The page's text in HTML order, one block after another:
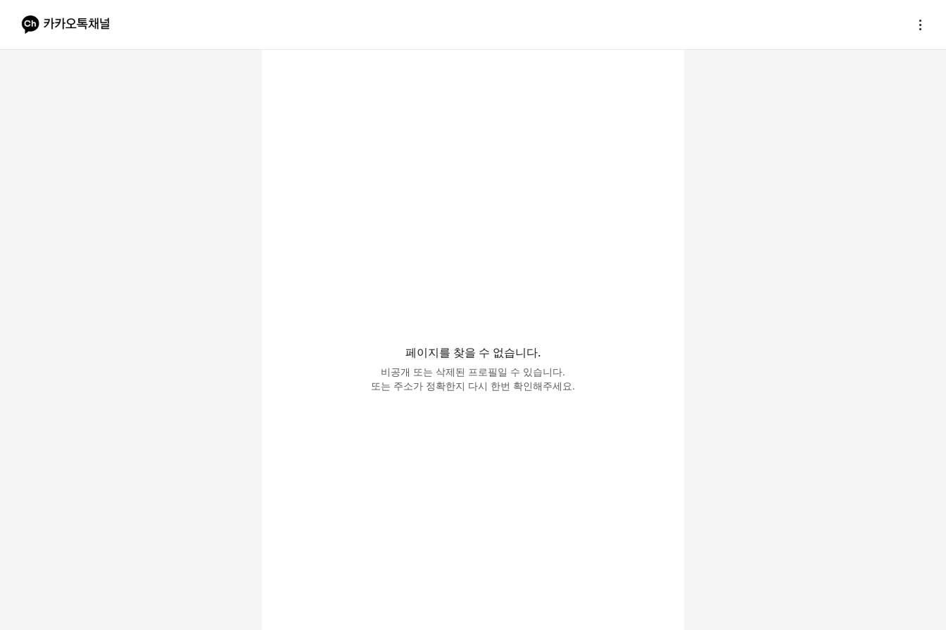
페이지를 찾을 수 없습니다.
비공개 또는 삭제된 프로필일 수 있습니다.
또는 주소가 정확한지 다시 한번 확인해주세요.